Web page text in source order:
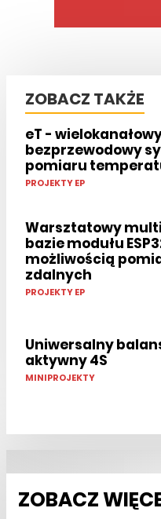
ZOBACZ TAKŻE
eT -
bezprzewodowy
pomiaru
PROJEKTY EP
Warsztatowy
bazie modułu
możliwością
zdalnych
PROJEKTY EP
Uniwersalny
aktywny 4S
MINIPROJEKTY
ZOBACZ